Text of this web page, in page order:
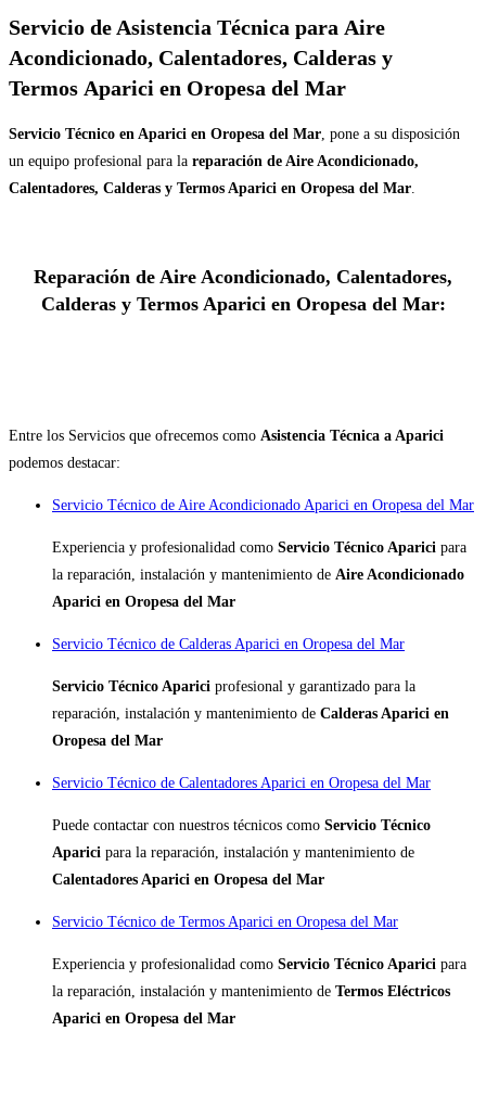
Servicio de Asistencia Técnica para Aire
Acondicionado, Calentadores, Calderas y
Termos Aparici en Oropesa del Mar
Servicio Técnico en Aparici en Oropesa del Mar, pone a su disposición
un equipo profesional para la reparación de Aire Acondicionado,
Calentadores, Calderas y Termos Aparici en Oropesa del Mar.
Reparación de Aire Acondicionado, Calentadores,
Calderas y Termos Aparici en Oropesa del Mar:
Entre los Servicios que ofrecemos como Asistencia Técnica a Aparici
podemos destacar:
Servicio Técnico de Aire Acondicionado Aparici en Oropesa del Mar
Experiencia y profesionalidad como Servicio Técnico Aparici para
la reparación, instalación y mantenimiento de Aire Acondicionado
Aparici en Oropesa del Mar
Servicio Técnico de Calderas Aparici en Oropesa del Mar
Servicio Técnico Aparici profesional y garantizado para la
reparación, instalación y mantenimiento de Calderas Aparici en
Oropesa del Mar
Servicio Técnico de Calentadores Aparici en Oropesa del Mar
Puede contactar con nuestros técnicos como Servicio Técnico
Aparici para la reparación, instalación y mantenimiento de
Calentadores Aparici en Oropesa del Mar
Servicio Técnico de Termos Aparici en Oropesa del Mar
Experiencia y profesionalidad como Servicio Técnico Aparici para
la reparación, instalación y mantenimiento de Termos Eléctricos
Aparici en Oropesa del Mar